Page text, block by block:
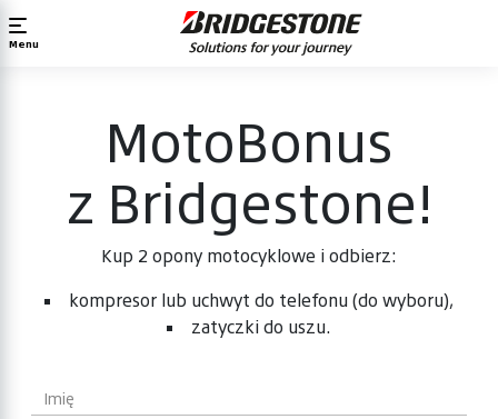
Menu
MotoBonus
z Bridgestone!
Kup 2 opony motocyklowe i odbierz:
kompresor lub uchwyt do telefonu (do wyboru),
zatyczki do uszu.
Imię